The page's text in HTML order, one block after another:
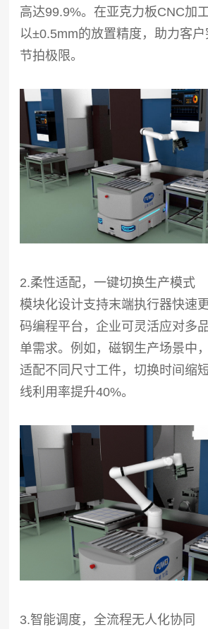
高达99.9%。在亚克力板CNC加
以±0.5mm的放置精度，助力客
节拍极限。
2.柔性适配，一键切换生产模式
模块化设计支持末端执行器快速
码编程平台，企业可灵活应对多
单需求。例如，磁钢生产场景中
适配不同尺寸工件，切换时间缩
线利用率提升40%。
3.智能调度，全流程无人化协同